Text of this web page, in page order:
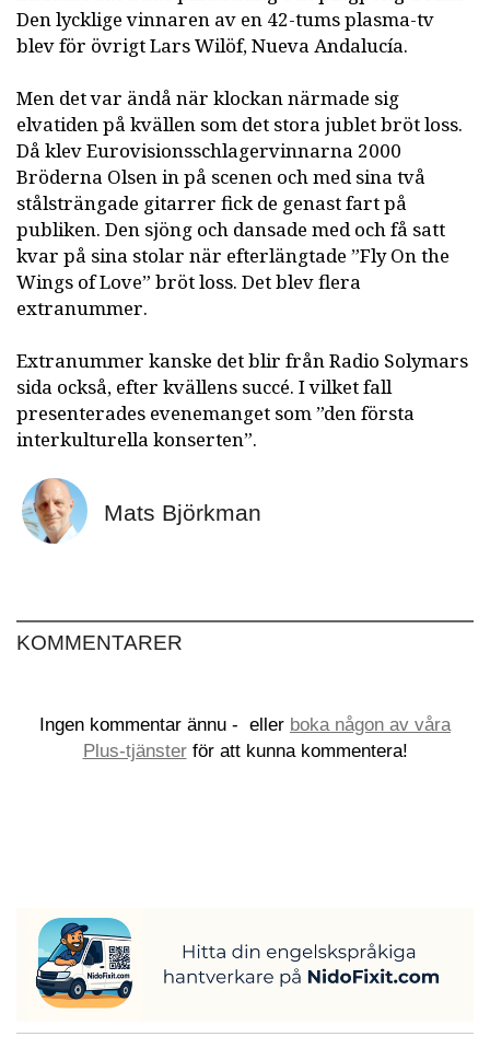
Den lycklige vinnaren av en 42-tums plasma-tv
blev för övrigt Lars Wilöf, Nueva Andalucía.
Men det var ändå när klockan närmade sig
elvatiden på kvällen som det stora jublet bröt loss.
Då klev Eurovisionsschlagervinnarna 2000
Bröderna Olsen in på scenen och med sina två
stålsträngade gitarrer fick de genast fart på
publiken. Den sjöng och dansade med och få satt
kvar på sina stolar när efterlängtade ”Fly On the
Wings of Love” bröt loss. Det blev flera
extranummer.
Extranummer kanske det blir från Radio Solymars
sida också, efter kvällens succé. I vilket fall
presenterades evenemanget som ”den första
interkulturella konserten”.
Mats Björkman
KOMMENTARER
Ingen kommentar ännu - eller boka någon av våra
Plus-tjänsterför att kunna kommentera!